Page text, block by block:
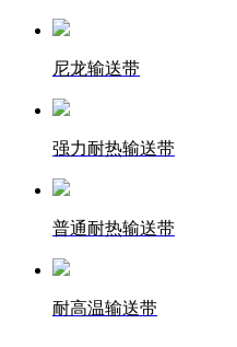
尼龙输送带
强力耐热输送带
普通耐热输送带
耐高温输送带